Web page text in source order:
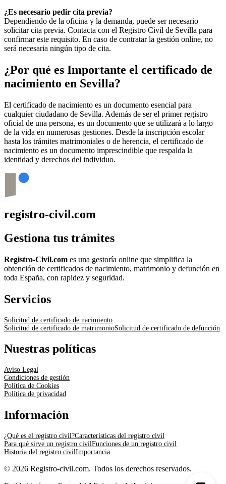
¿Es necesario pedir cita previa?
Dependiendo de la oficina y la demanda, puede ser necesario
solicitar cita previa. Contacta con el Registro Civil de Sevilla para
confirmar este requisito. En caso de contratar la gestión online, no
será necesaria ningún tipo de cita.
¿Por qué es Importante el certificado de
nacimiento en Sevilla?
El certificado de nacimiento es un documento esencial para
cualquier ciudadano de Sevilla. Además de ser el primer registro
oficial de una persona, es un documento que se utilizará a lo largo
de la vida en numerosas gestiones. Desde la inscripción escolar
hasta los trámites matrimoniales o de herencia, el certificado de
nacimiento es un documento imprescindible que respalda la
identidad y derechos del individuo.
registro-civil.com
Gestiona tus trámites
Registro-Civil.com es una gestoría online que simplifica la
obtención de certificados de nacimiento, matrimonio y defunción en
toda España, con rapidez y seguridad.
Servicios
Solicitud de certificado de nacimiento
Solicitud de certificado de matrimonioSolicitud de certificado de defunción
Nuestras políticas
Aviso Legal
Condiciones de gestión
Política de Cookies
Política de privacidad
Información
¿Qué es el registro civil?Características del registro civil
Para qué sirve un registro civilFunciones de un registro civil
Historia del registro civilImportancia
© 2026 Registro-civil.com. Todos los derechos reservados.